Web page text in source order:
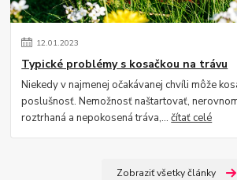
12.01.2023
Typické problémy s kosačkou na trávu
Niekedy v najmenej očakávanej chvíli môže
poslušnosť. Nemožnosť naštartovať,
roztrhaná a nepokosená tráva,...čítať celé
Zobraziť všetky články